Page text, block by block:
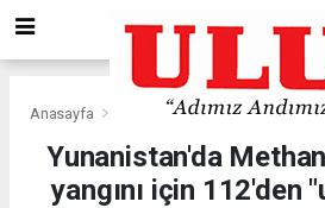
Anasayfa Gündem
Yunanistan'da
yangını için 112'den